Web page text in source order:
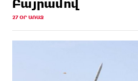
Բայրամով
27 ՕՐ ԱՌԱՋ